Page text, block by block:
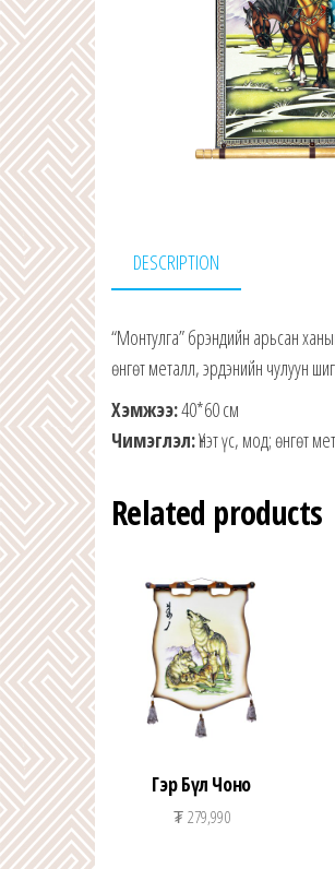
DESCRIPTION
“Монтулга” брэндийн арьсан
өнгөт металл, эрдэнийн чулуун
Хэмжээ:40*60 см
Чимэглэл:Үнэт үс, мод; өнгөт
Related products
Гэр Бүл Чоно
₮279,990